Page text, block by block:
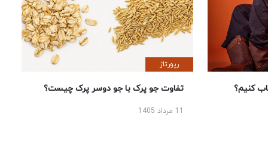
کنیم؟
رپورتاژ
تفاوت جو پرک با جو دوسر پرک چیست؟